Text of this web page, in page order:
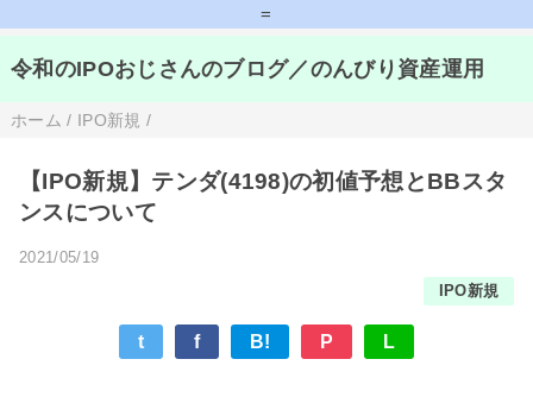
=
令和のIPOおじさんのブログ／のんびり資産運用
ホーム / IPO新規 /
【IPO新規】テンダ(4198)の初値予想とBBスタ
ンスについて
2021/05/19
IPO新規
t f B! P L